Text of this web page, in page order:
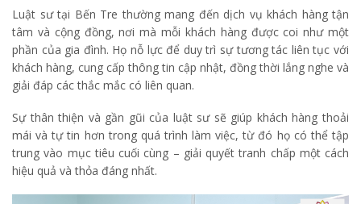
Luật sư tại Bến Tre thường mang đến dịch vụ khách hàng tận
tâm và cộng đồng, nơi mà mỗi khách hàng được coi như một
phần của gia đình. Họ nỗ lực để duy trì sự tương tác liên tục với
khách hàng, cung cấp thông tin cập nhật, đồng thời lắng nghe và
giải đáp các thắc mắc có liên quan.
Sự thân thiện và gần gũi của luật sư sẽ giúp khách hàng thoải
mái và tự tin hơn trong quá trình làm việc, từ đó họ có thể tập
trung vào mục tiêu cuối cùng – giải quyết tranh chấp một cách
hiệu quả và thỏa đáng nhất.